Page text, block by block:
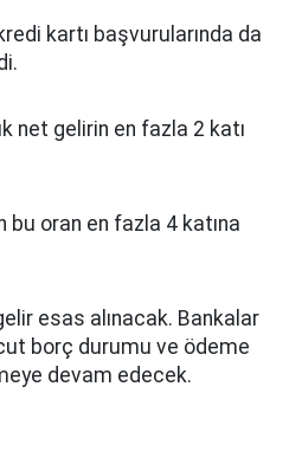
kartı başvurularında da
net gelirin en fazla 2 katı
bu oran en fazla 4 katına
esas alınacak. Bankalar
borç durumu ve ödeme
devam edecek.